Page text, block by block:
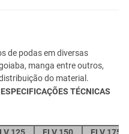
de podas em diversas
manga entre outros,
do material.
ESPECIFICAÇÕES TÉCNICAS